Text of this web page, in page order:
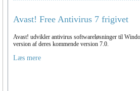
Avast! Free Antivirus 7 frigivet
Avast! udvikler antivirus softwareløsninger til
version af deres kommende version 7.0.
Læs mere